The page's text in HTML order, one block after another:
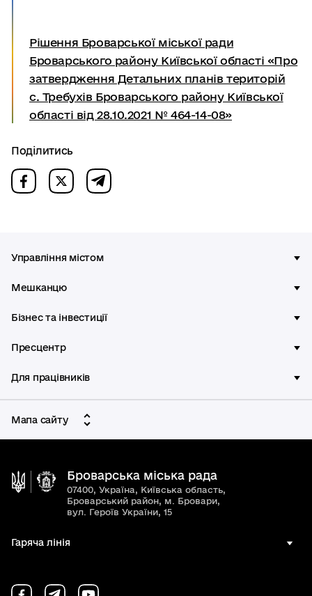
Рішення Броварської міської ради
Броварського району Київської області «Про
затвердження Детальних планів територій
с. Требухів Броварського району Київської
області від 28.10.2021 № 464-14-08»
Поділитись
Управління містом
Мешканцю
Бізнес та інвестиції
Пресцентр
Для працівників
Мапа сайту
Броварська міська рада
07400, Україна, Київська область,
Броварський район, м. Бровари,
вул. Героїв України, 15
Гаряча лінія